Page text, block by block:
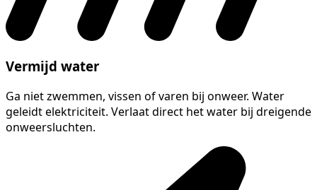
Vermijd water
Ga niet zwemmen, vissen of varen bij onweer. Water
geleidt elektriciteit. Verlaat direct het water bij dreigende
onweersluchten.